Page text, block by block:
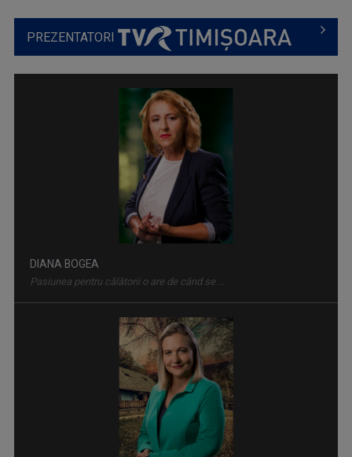
PREZENTATORI
DIANA BOGEA
Pasiunea pentru călătorii o are de când se ...